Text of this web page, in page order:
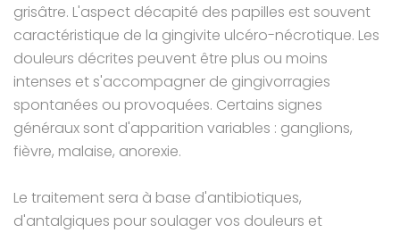
grisâtre. L'aspect décapité des papilles est souvent
caractéristique de la gingivite ulcéro-nécrotique. Les
douleurs décrites peuvent être plus ou moins
intenses et s'accompagner de gingivorragies
spontanées ou provoquées. Certains signes
généraux sont d'apparition variables : ganglions,
fièvre, malaise, anorexie.
Le traitement sera à base d'antibiotiques,
d'antalgiques pour soulager vos douleurs et